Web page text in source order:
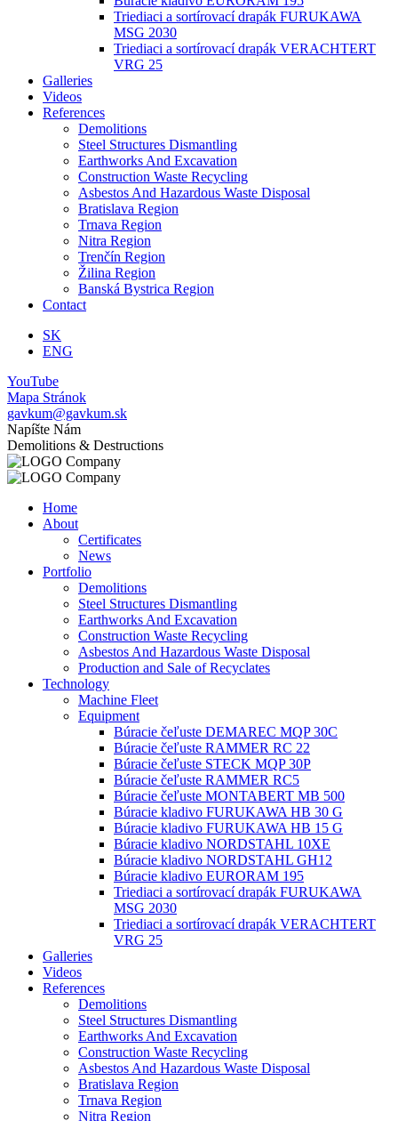
Triediaci a sortírovací drapák FURUKAWA
MSG 2030
Triediaci a sortírovací drapák VERACHTERT
VRG 25
Galleries
Videos
References
Demolitions
Steel Structures Dismantling
Earthworks And Excavation
Construction Waste Recycling
Asbestos And Hazardous Waste Disposal
Bratislava Region
Trnava Region
Nitra Region
Trenčín Region
Žilina Region
Banská Bystrica Region
Contact
SK
ENG
YouTube
Mapa Stránok
gavkum@gavkum.sk
Napíšte Nám
Demolitions & Destructions
Home
About
Certificates
News
Portfolio
Demolitions
Steel Structures Dismantling
Earthworks And Excavation
Construction Waste Recycling
Asbestos And Hazardous Waste Disposal
Production and Sale of Recyclates
Technology
Machine Fleet
Equipment
Búracie čeľuste DEMAREC MQP 30C
Búracie čeľuste RAMMER RC 22
Búracie čeľuste STECK MQP 30P
Búracie čeľuste RAMMER RC5
Búracie čeľuste MONTABERT MB 500
Búracie kladivo FURUKAWA HB 30 G
Búracie kladivo FURUKAWA HB 15 G
Búracie kladivo NORDSTAHL 10XE
Búracie kladivo NORDSTAHL GH12
Búracie kladivo EURORAM 195
Triediaci a sortírovací drapák FURUKAWA
MSG 2030
Triediaci a sortírovací drapák VERACHTERT
VRG 25
Galleries
Videos
References
Demolitions
Steel Structures Dismantling
Earthworks And Excavation
Construction Waste Recycling
Asbestos And Hazardous Waste Disposal
Bratislava Region
Trnava Region
Nitra Region